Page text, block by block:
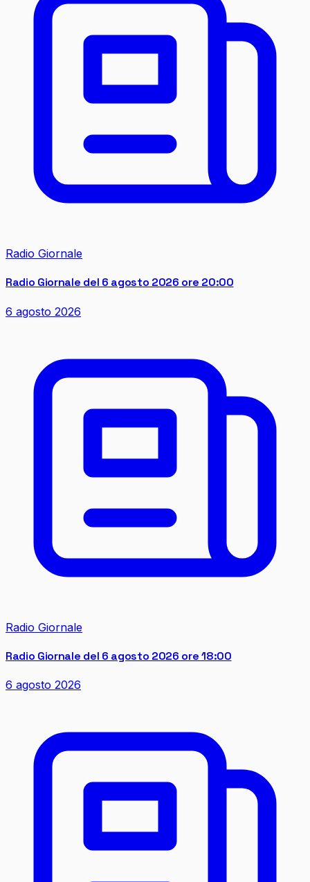
Radio Giornale
Radio Giornale del 6 agosto 2026 ore 20:00
6 agosto 2026
Radio Giornale
Radio Giornale del 6 agosto 2026 ore 18:00
6 agosto 2026